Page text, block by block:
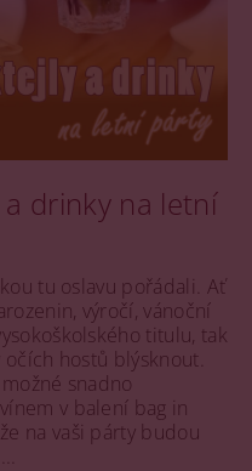
drinky na letní
tu oslavu pořádali. Ať
výročí, vánoční
titulu, tak
hostů blýsknout.
snadno
v balení bag in
na vaši párty budou